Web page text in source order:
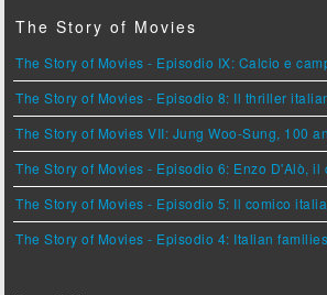
The Story of Movies
The Story of Movies - Episodio IX: Calcio e
The Story of Movies - Episodio 8: Il thriller
The Story of Movies VII: Jung Woo-Sung, 100
The Story of Movies - Episodio 6: Enzo D'Alò,
The Story of Movies - Episodio 5: Il comico
The Story of Movies - Episodio 4: Italian families